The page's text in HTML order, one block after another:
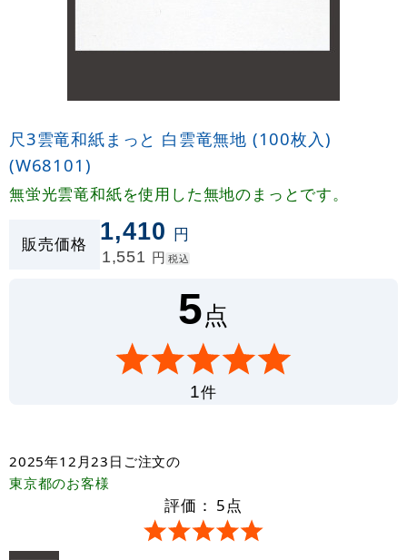
尺3雲竜和紙まっと 白雲竜無地 (100枚入)
(W68101)
無蛍光雲竜和紙を使用した無地のまっとです。
販売価格 1,410 円
1,551 円 税込
5点
1件
2025年12月23日 ご注文の
東京都のお客様
評価： 5点